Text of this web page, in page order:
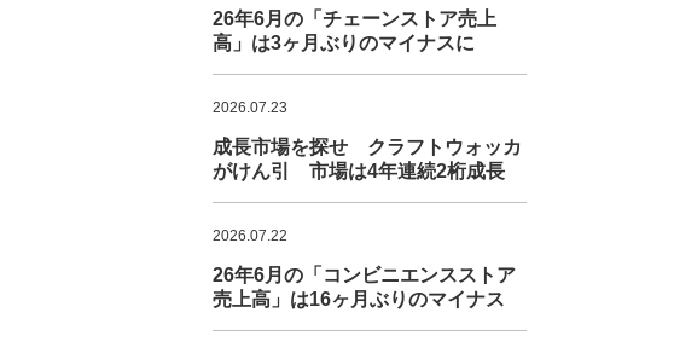
26年6月の「チェーンストア売上
高」は3ヶ月ぶりのマイナスに
2026.07.23
成長市場を探せ クラフトウォッカ
がけん引 市場は4年連続2桁成長
2026.07.22
26年6月の「コンビニエンスストア
売上高」は16ヶ月ぶりのマイナス